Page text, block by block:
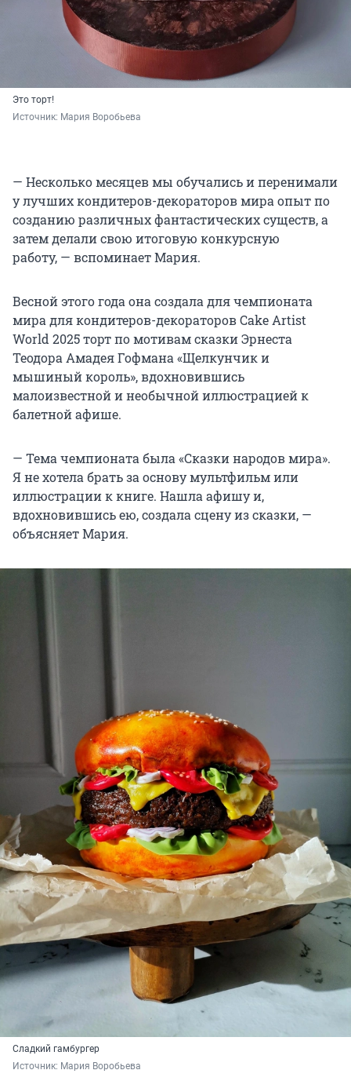
Это торт!
Источник: Мария Воробьева
— Несколько месяцев мы обучались и перенимали
у лучших кондитеров-декораторов мира опыт по
созданию различных фантастических существ, а
затем делали свою итоговую конкурсную
работу, — вспоминает Мария.
Весной этого года она создала для чемпионата
мира для кондитеров-декораторов Cake Artist
World 2025 торт по мотивам сказки Эрнеста
Теодора Амадея Гофмана «Щелкунчик и
мышиный король», вдохновившись
малоизвестной и необычной иллюстрацией к
балетной афише.
— Тема чемпионата была «Сказки народов мира».
Я не хотела брать за основу мультфильм или
иллюстрации к книге. Нашла афишу и,
вдохновившись ею, создала сцену из сказки, —
объясняет Мария.
Сладкий гамбургер
Источник: Мария Воробьева